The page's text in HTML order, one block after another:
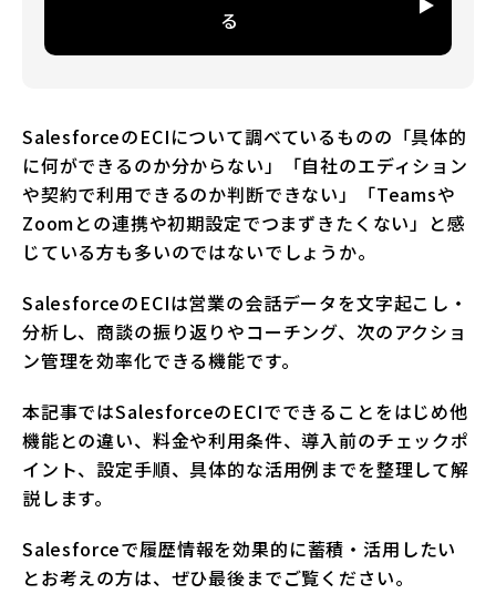
る
SalesforceのECIについて調べているものの「具体的
に何ができるのか分からない」「自社のエディション
や契約で利用できるのか判断できない」「Teamsや
Zoomとの連携や初期設定でつまずきたくない」と感
じている方も多いのではないでしょうか。
SalesforceのECIは営業の会話データを文字起こし・
分析し、商談の振り返りやコーチング、次のアクショ
ン管理を効率化できる機能です。
本記事ではSalesforceのECIでできることをはじめ他
機能との違い、料金や利用条件、導入前のチェックポ
イント、設定手順、具体的な活用例までを整理して解
説します。
Salesforceで履歴情報を効果的に蓄積・活用したい
とお考えの方は、ぜひ最後までご覧ください。